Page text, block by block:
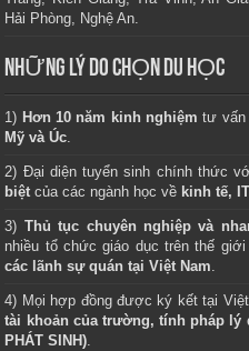
Hải Phòng, Nghệ An.
NHỮNG LÝ DO CHỌN DU HỌC
1) Hơn 10 năm kinh nghiệm tư vấn
Mỹ và Úc.
2) Đại diện tuyển sinh chính thức
biệt của các ngành học về kinh tế,
3) Thủ tục chuyên nghiệp và
nhiều tổ chức giáo dục trên thế
các lãnh sự quán tại Việt Nam.
4) Mọi hợp đồng được ký kết tại
tài khoản của trường, tính pháp lý
PHÁT SINH).